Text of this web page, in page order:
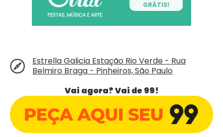
Estrella Galicia Estação Rio Verde - Rua
Belmiro Braga - Pinheiros, São Paulo
Vai agora? Vai de 99!